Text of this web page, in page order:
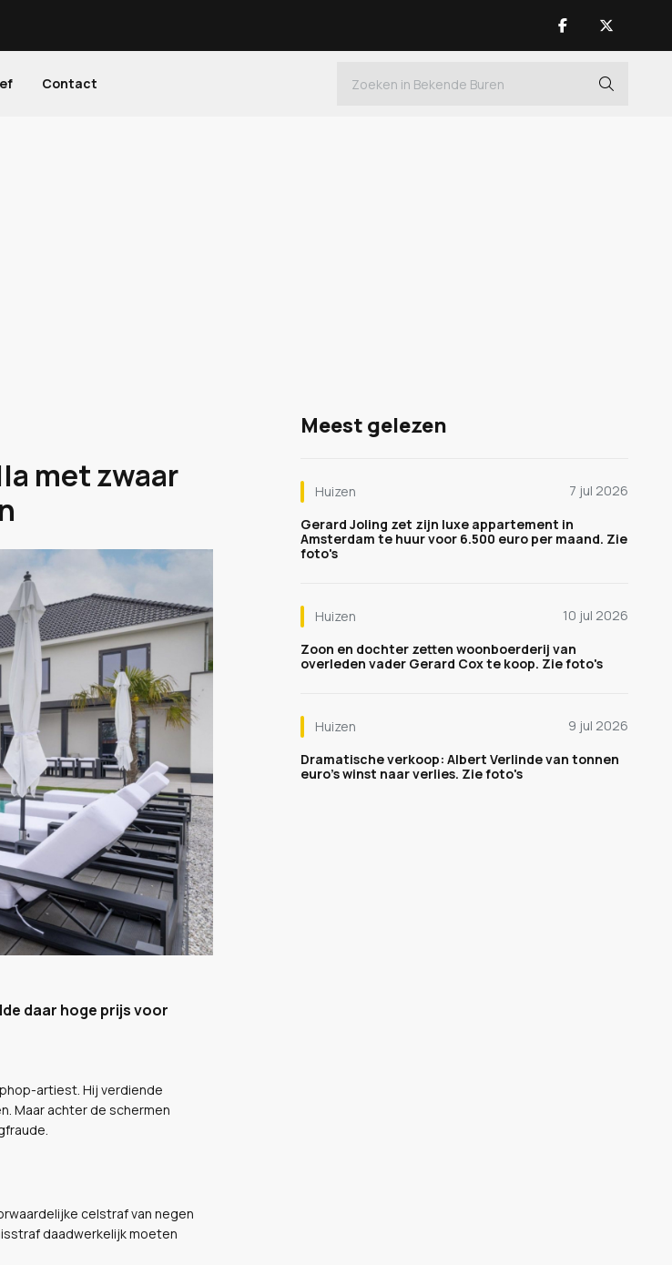
Contact
met zwaar
daar hoge prijs voor
artiest. Hij verdiende
Maar achter de schermen
celstraf van negen
daadwerkelijk moeten
Meest gelezen
Huizen
7 jul 2026
Gerard Joling zet zijn luxe appartement in
Amsterdam te huur voor 6.500 euro per maand. Zie
foto's
Huizen
10 jul 2026
Zoon en dochter zetten woonboerderij van
overleden vader Gerard Cox te koop. Zie foto's
Huizen
9 jul 2026
Dramatische verkoop: Albert Verlinde van tonnen
euro's winst naar verlies. Zie foto's